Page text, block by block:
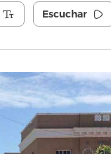
Escuchar